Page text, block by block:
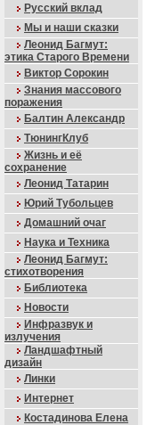
Русский вклад
Мы и наши сказки
Леонид Багмут:
этика Старого Времени
Виктор Сорокин
Знания массового
поражения
Балтин Александр
ТюнингКлуб
Жизнь и её
сохранение
Леонид Татарин
Юрий Тубольцев
Домашний очаг
Наука и Техника
Леонид Багмут:
стихотворения
Библиотека
Новости
Инфразвук и
излучения
Ландшафтный
дизайн
Линки
Интернет
Костадинова Елена